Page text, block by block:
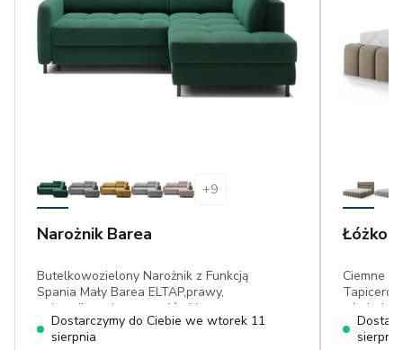
+9
Narożnik Barea
Butelkowozielony Narożnik z Funkcją
Spania Mały Barea ELTAP,prawy,
pojemnik, ruchome zagłówki,
powierzchnia spania: 160 cm x 128 cm,
przyjemny w dotyku plusz
Dostarczymy do Ciebie we wtorek 11
sierpnia
Łóżko
Ciemne
sierpnia